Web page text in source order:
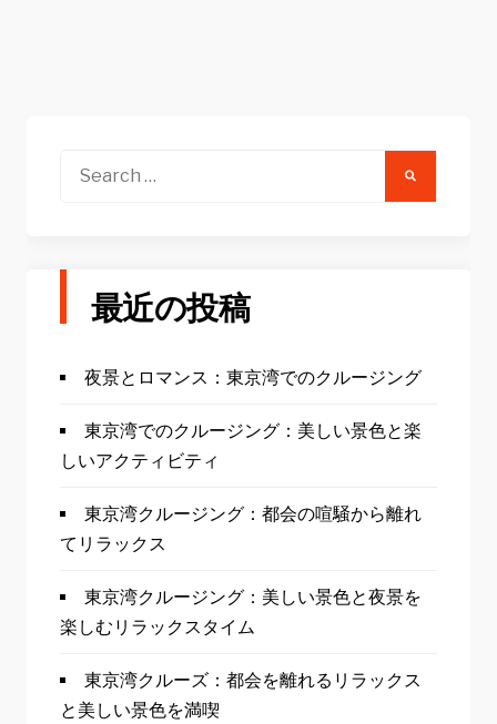
Search
最近の投稿
夜景とロマンス：東京湾でのクルージング
東京湾でのクルージング：美しい景色と楽
しいアクティビティ
東京湾クルージング：都会の喧騒から離れ
てリラックス
東京湾クルージング：美しい景色と夜景を
楽しむリラックスタイム
東京湾クルーズ：都会を離れるリラックス
と美しい景色を満喫